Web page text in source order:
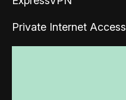
Private Internet Access